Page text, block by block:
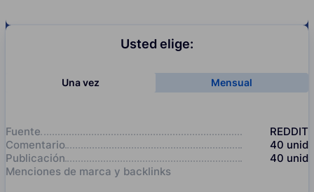
Usted elige:
Una vez Mensual
Fuente
REDDIT
Comentario
40 unid
Publicación
40 unid
Menciones de marca y backlinks